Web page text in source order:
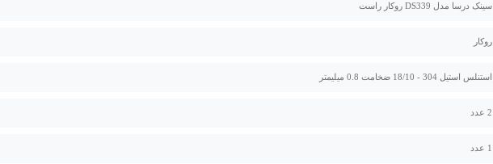
سینک درسا مدل DS339 روکار راست
روکار
استنلس استیل 304 - 18/10 ضخامت 0.8 میلیمتر
2 عدد
1 عدد